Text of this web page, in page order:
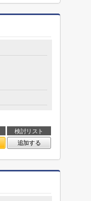
検討リスト
追加する